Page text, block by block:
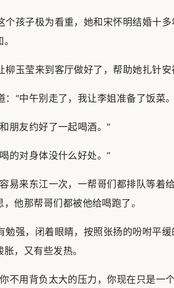
孩子极为看重，她和宋怀明结婚十
玉莹来到客厅做好了，帮助她扎针安
“中午别走了，我让李姐准备了饭菜
朋友约好了一起喝酒。”
的对身体没什么好处。”
易来东江一次，一帮哥们都排队等着
他那帮哥们都被他给喝跑了。
强，闭着眼睛，按照张扬的吩咐平
，又有些发热。
不用背负太大的压力，你现在只是一